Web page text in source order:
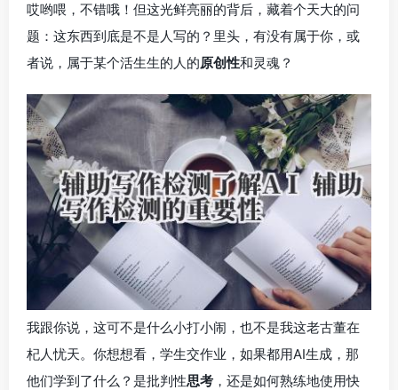
哎哟喂，不错哦！但这光鲜亮丽的背后，藏着个天大的问
题：这东西到底是不是人写的？里头，有没有属于你，或
者说，属于某个活生生的人的原创性和灵魂？
我跟你说，这可不是什么小打小闹，也不是我这老古董在
杞人忧天。你想想看，学生交作业，如果都用AI生成，那
他们学到了什么？是批判性思考 ，还是如何熟练地使用快